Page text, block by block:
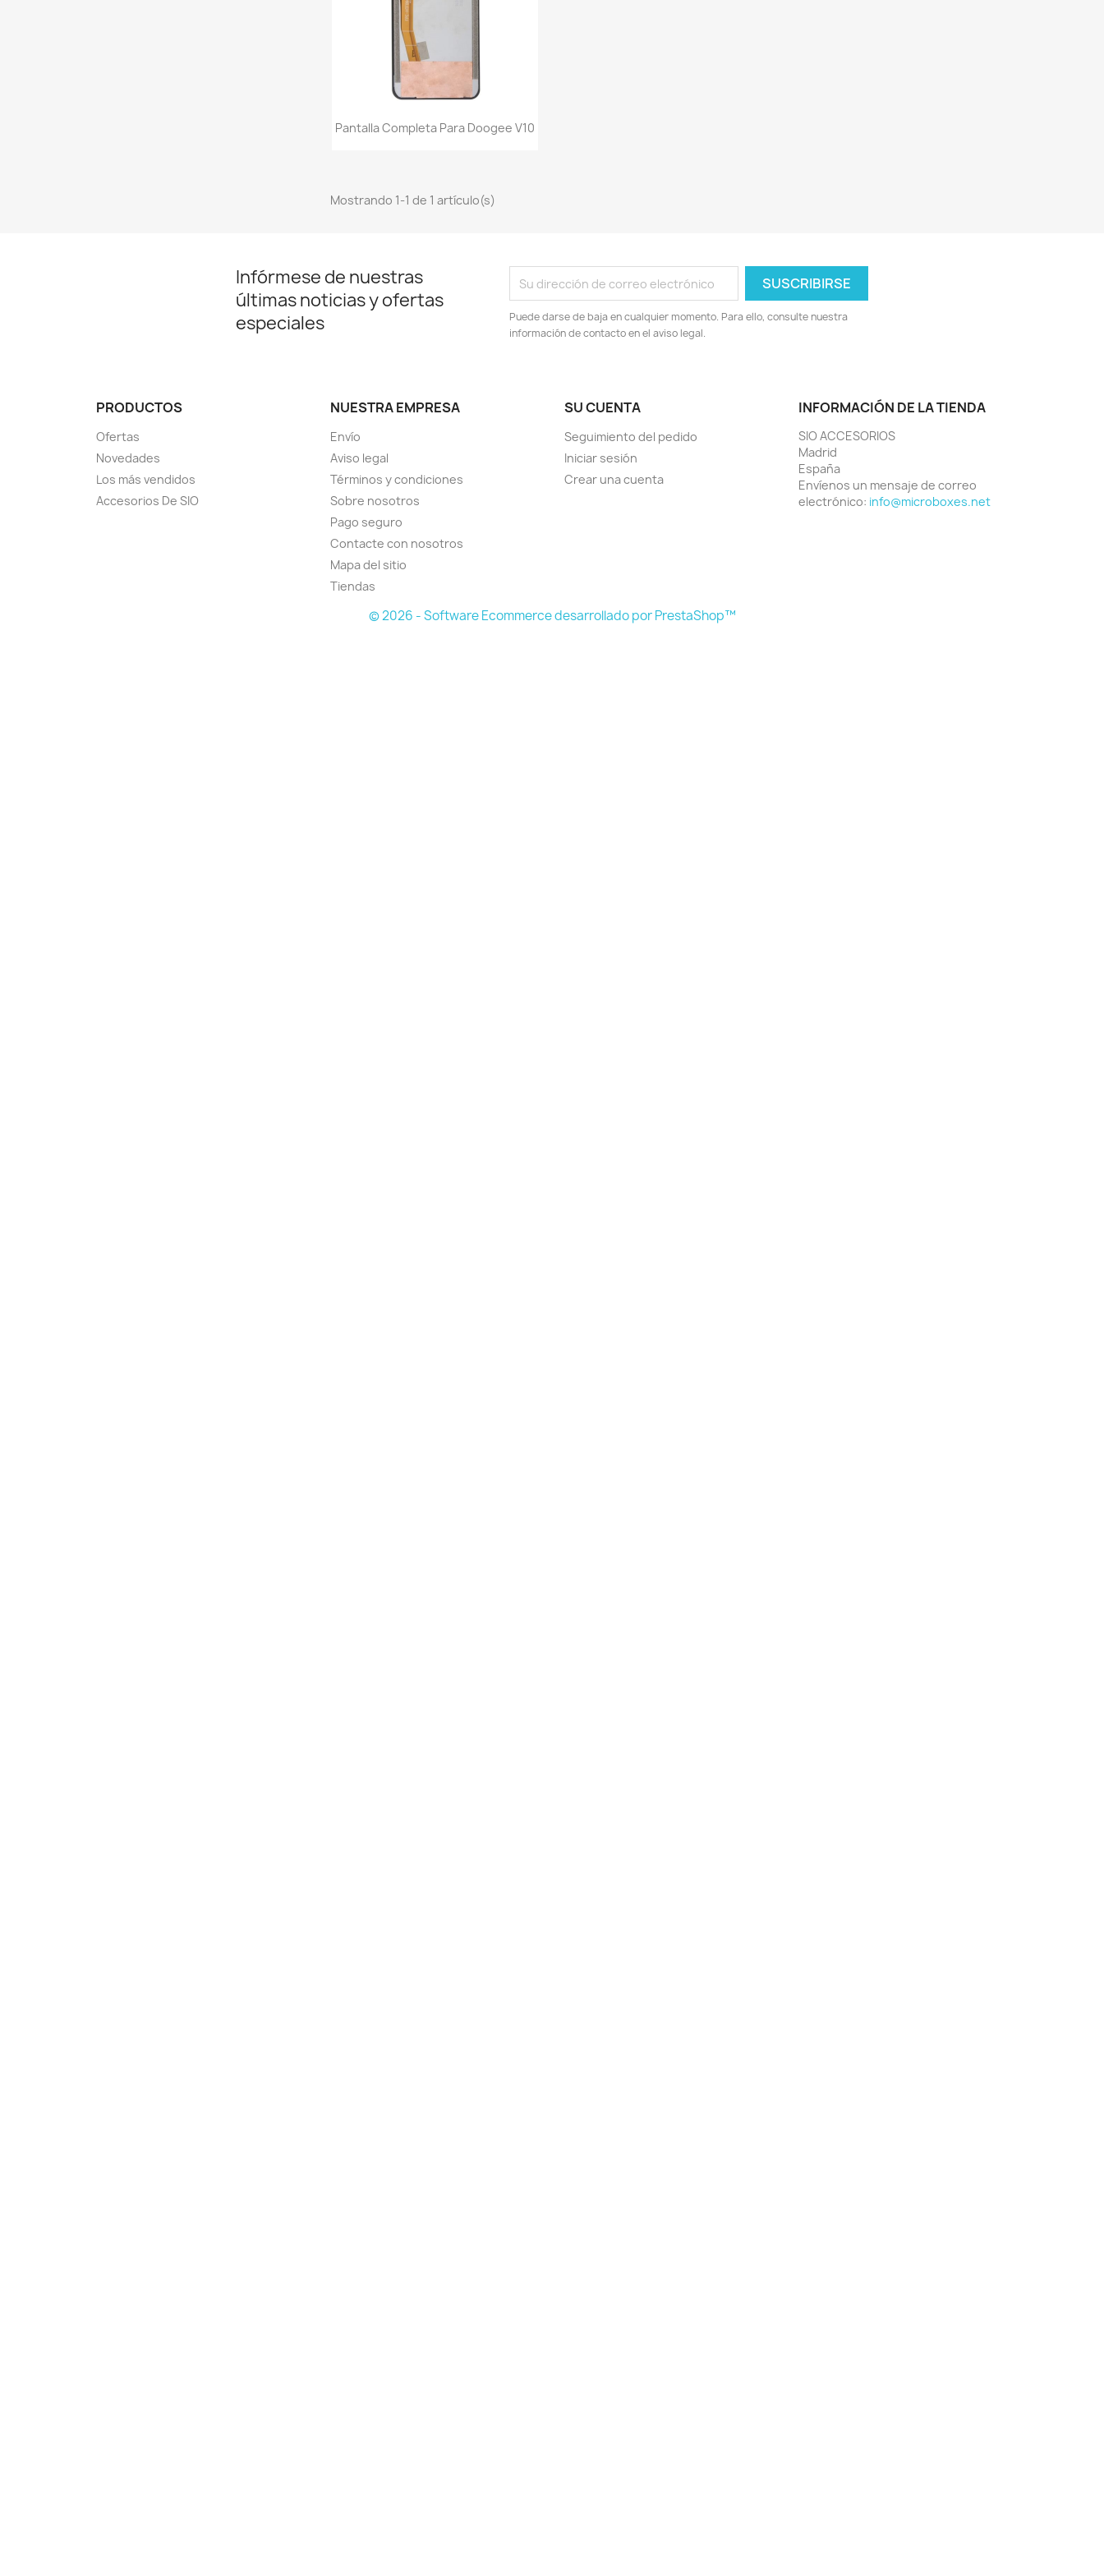
Vista rápida
Pantalla Completa Para Doogee V10
Mostrando 1-1 de 1 artículo(s)
Infórmese de nuestras
últimas noticias y ofertas
especiales
Puede darse de baja en cualquier momento. Para ello, consulte nuestra
información de contacto en el aviso legal.
PRODUCTOS
Ofertas
Novedades
Los más vendidos
Accesorios De SIO
NUESTRA EMPRESA
Envío
Aviso legal
Términos y condiciones
Sobre nosotros
Pago seguro
Contacte con nosotros
Mapa del sitio
Tiendas
SU CUENTA
Seguimiento del pedido
Iniciar sesión
Crear una cuenta
INFORMACIÓN DE LA TIENDA
SIO ACCESORIOS
Madrid
España
Envíenos un mensaje de correo
electrónico: info@microboxes.net
© 2026 - Software Ecommerce desarrollado por PrestaShop™